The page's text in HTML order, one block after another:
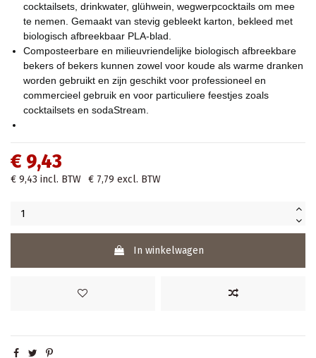
cocktailsets, drinkwater, glühwein, wegwerpcocktails om mee
te nemen. Gemaakt van stevig gebleekt karton, bekleed met
biologisch afbreekbaar PLA-blad.
Composteerbare en milieuvriendelijke biologisch afbreekbare
bekers of bekers kunnen zowel voor koude als warme dranken
worden gebruikt en zijn geschikt voor professioneel en
commercieel gebruik en voor particuliere feestjes zoals
cocktailsets en sodaStream.
€ 9,43
€ 9,43 incl. BTW € 7,79 excl. BTW
In winkelwagen